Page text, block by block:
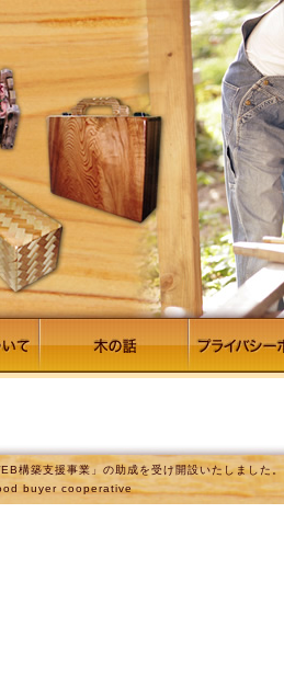
構築支援事業」の助成を受け開設いたしました。
buyer cooperative